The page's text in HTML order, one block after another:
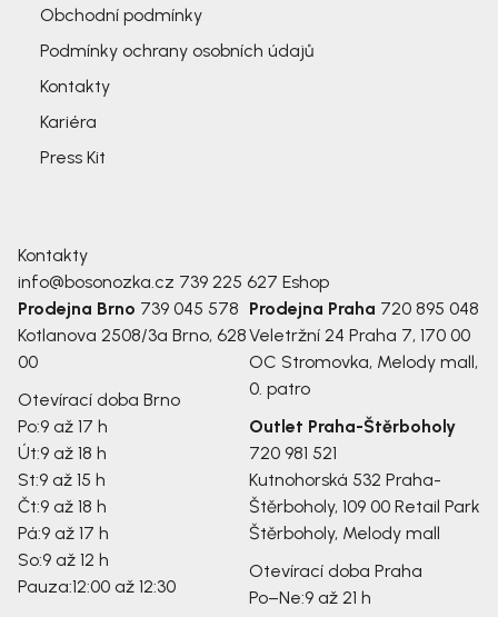
Obchodní podmínky
Podmínky ochrany osobních údajů
Kontakty
Kariéra
Press Kit
Kontakty
info@bosonozka.cz 739 225 627 Eshop
Prodejna Brno 739 045 578
Kotlanova 2508/3a Brno, 628
00
Otevírací doba Brno
Po:9 až 17 h
Út:9 až 18 h
St:9 až 15 h
Čt:9 až 18 h
Pá:9 až 17 h
So:9 až 12 h
Pauza:12:00 až 12:30
Prodejna Praha 720 895 048
Veletržní 24 Praha 7, 170 00
OC Stromovka, Melody mall,
0. patro
Outlet Praha-Štěrboholy
720 981 521
Kutnohorská 532 Praha-
Štěrboholy, 109 00 Retail Park
Štěrboholy, Melody mall
Otevírací doba Praha
Po–Ne:9 až 21 h